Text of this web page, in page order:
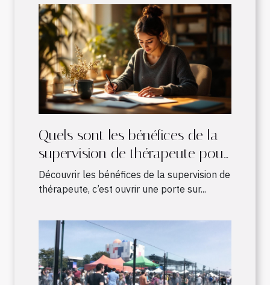
Quels sont les bénéfices de la
supervision de thérapeute pour
les pratiques en développement
?
Découvrir les bénéfices de la supervision de
thérapeute, c’est ouvrir une porte sur...